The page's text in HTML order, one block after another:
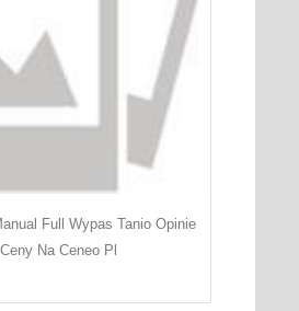
Full Wypas Tanio Opinie
I Ceny Na Ceneo Pl